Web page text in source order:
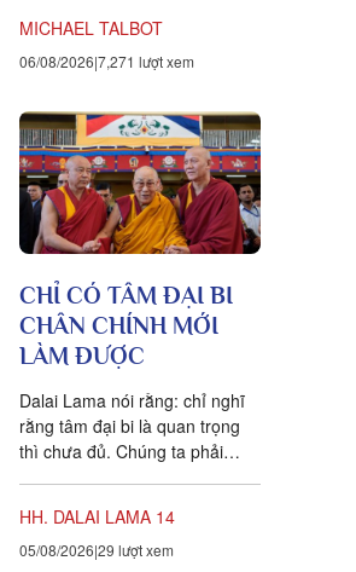
chúng ta tưởng. Một câu
chuyện khoa học đang xuất
thấy toàn bộ vật chất tồn tại
trong một mạng nhằng nhịt các
kết nối. Khía cạnh quan trọng
nhất của sự sống không còn là
vật nữa, mà là mối liên hệ giữa
các vật.
MICHAEL TALBOT
06/08/2026 7,271 lượt xem
CHỈ CÓ TÂM ĐẠI BI
CHÂN CHÍNH MỚI
LÀM ĐƯỢC
Dalai Lama nói rằng: chỉ nghĩ
rằng tâm đại bi là quan trọng
thì chưa đủ. Chúng ta phải
HH. DALAI LAMA 14
05/08/2026 29 lượt xem